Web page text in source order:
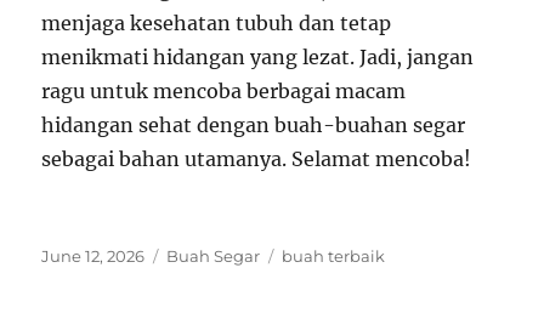
menjaga kesehatan tubuh dan tetap
menikmati hidangan yang lezat. Jadi, jangan
ragu untuk mencoba berbagai macam
hidangan sehat dengan buah-buahan segar
sebagai bahan utamanya. Selamat mencoba!
Posted
June 12, 2026 Categories
Buah Segar Tags
buah terbaik